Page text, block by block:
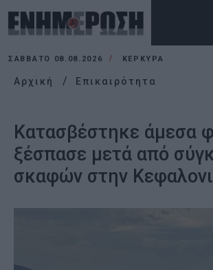
ΣΆΒΒΑΤΟ 08.08.2026 ΚΕΡΚΥΡΑ
Αρχική Επικαιρότητα
Κατασβέστηκε άμεσα
ξέσπασε μετά από
σκαφών στην